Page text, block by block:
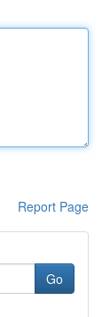
Report Page
Go